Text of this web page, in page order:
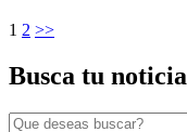
1 2 >>
Busca tu noticia